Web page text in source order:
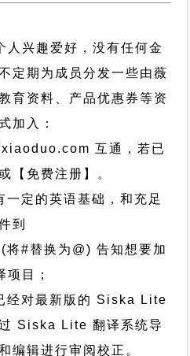
人兴趣爱好，没有任何金
定期为成员分发一些由薇
育资料、产品优惠券等资
加入：
互通，若已
【免费注册】。
定的英语基础，和充足
到
#替换为@) 告知想要加
目；
经对最新版的 Siska Lite
Siska Lite 翻译系统导
编辑进行审阅校正。